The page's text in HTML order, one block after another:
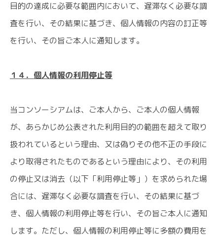
目的の達成に必要な範囲内において、遅滞なく必要な調
査を行い、その結果に基づき、個人情報の内容の訂正等
を行い、その旨ご本人に通知します。
１４．個人情報の利用停止等
当コンソーシアムは、ご本人から、ご本人の個人情報
が、あらかじめ公表された利用目的の範囲を超えて取り
扱われているという理由、又は偽りその他不正の手段に
より取得されたものであるという理由により、その利用
の停止又は消去（以下「利用停止等」）を求められた場
合には、遅滞なく必要な調査を行い、その結果に基づ
き、個人情報の利用停止等を行い、その旨ご本人に通知
します。ただし、個人情報の利用停止等に多額の費用を